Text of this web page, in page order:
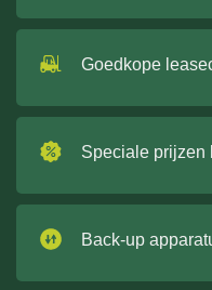
Goedkope
Speciale prijzen
Back-up